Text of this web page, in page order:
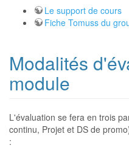
Le support de cours
Fiche Tomuss du
Modalités
module
L'évaluation se fera en trois
continu, Projet et DS de
: